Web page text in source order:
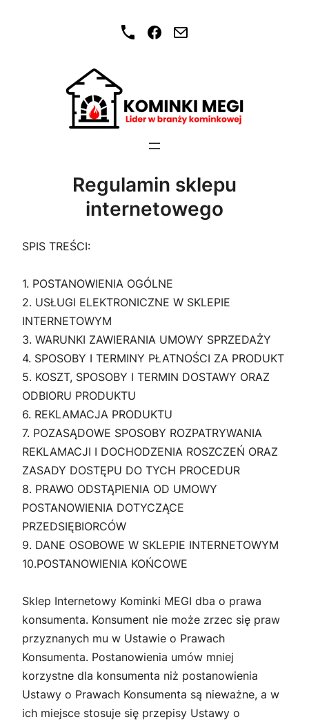
Regulamin sklepu
internetowego
SPIS TREŚCI:
1. POSTANOWIENIA OGÓLNE
2. USŁUGI ELEKTRONICZNE W SKLEPIE
INTERNETOWYM
3. WARUNKI ZAWIERANIA UMOWY SPRZEDAŻY
4. SPOSOBY I TERMINY PŁATNOŚCI ZA PRODUKT
5. KOSZT, SPOSOBY I TERMIN DOSTAWY ORAZ
ODBIORU PRODUKTU
6. REKLAMACJA PRODUKTU
7. POZASĄDOWE SPOSOBY ROZPATRYWANIA
REKLAMACJI I DOCHODZENIA ROSZCZEŃ ORAZ
ZASADY DOSTĘPU DO TYCH PROCEDUR
8. PRAWO ODSTĄPIENIA OD UMOWY
POSTANOWIENIA DOTYCZĄCE
PRZEDSIĘBIORCÓW
9. DANE OSOBOWE W SKLEPIE INTERNETOWYM
10.POSTANOWIENIA KOŃCOWE
Sklep Internetowy Kominki MEGI dba o prawa
konsumenta. Konsument nie może zrzec się praw
przyznanych mu w Ustawie o Prawach
Konsumenta. Postanowienia umów mniej
korzystne dla konsumenta niż postanowienia
Ustawy o Prawach Konsumenta są nieważne, a w
ich miejsce stosuje się przepisy Ustawy o